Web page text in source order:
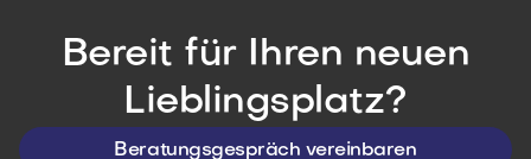
Bereit für Ihren neuen
Lieblingsplatz?
Beratungsgespräch vereinbaren